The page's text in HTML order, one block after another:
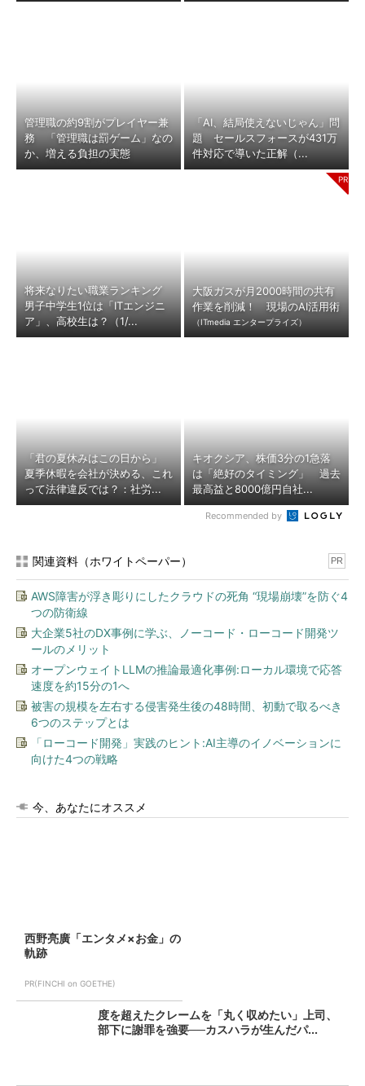
管理職の約9割がプレイヤー兼
務 「管理職は罰ゲーム」なの
か、増える負担の実態
「AI、結局使えないじゃん」問
題 セールスフォースが431万
件対応で導いた正解（...
将来なりたい職業ランキング
男子中学生1位は「ITエンジニ
ア」、高校生は？（1/...
大阪ガスが月2000時間の共有
作業を削減！ 現場のAI活用術
（ITmedia エンタープライズ）
「君の夏休みはこの日から」
夏季休暇を会社が決める、これ
って法律違反では？：社労...
キオクシア、株価3分の1急落
は「絶好のタイミング」 過去
最高益と8000億円自社...
Recommended by
関連資料（ホワイトペーパー） PR
AWS障害が浮き彫りにしたクラウドの死角 “現場崩壊”を防ぐ4
つの防衛線
大企業5社のDX事例に学ぶ、ノーコード・ローコード開発ツ
ールのメリット
オープンウェイトLLMの推論最適化事例:ローカル環境で応答
速度を約15分の1へ
被害の規模を左右する侵害発生後の48時間、初動で取るべき
6つのステップとは
「ローコード開発」実践のヒント:AI主導のイノベーションに
向けた4つの戦略
今、あなたにオススメ
西野亮廣「エンタメ×お金」の
軌跡
PR(FINCHI on GOETHE)
度を超えたクレームを「丸く収めたい」上司、
部下に謝罪を強要──カスハラが生んだパ...